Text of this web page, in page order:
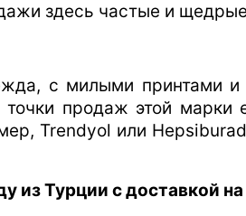
здесь частые и
с милыми принтами
продаж этой
Trendyol или
из Турции с доставкой